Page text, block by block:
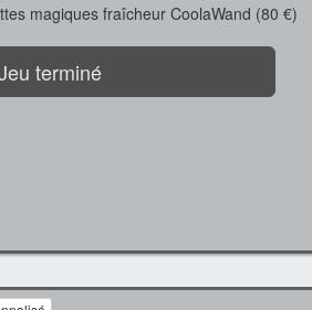
magiques fraîcheur CoolaWand (80 €)
terminé